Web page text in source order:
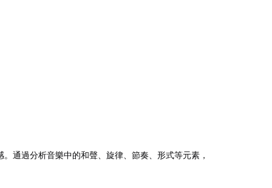
通過分析音樂中的和聲、旋律、節奏、形式等元素，